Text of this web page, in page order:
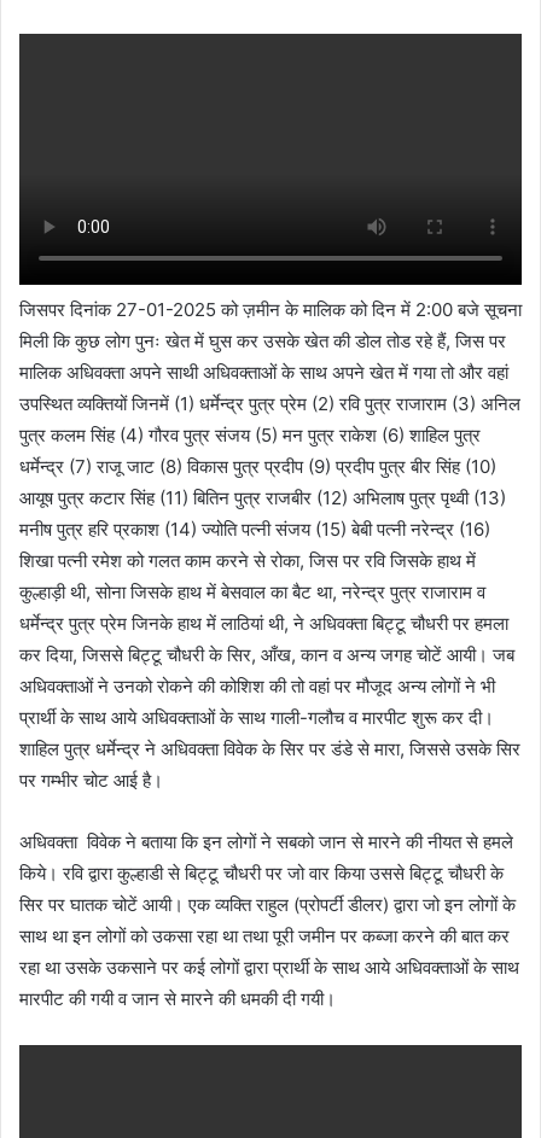
जिसपर दिनांक 27-01-2025 को ज़मीन के मालिक को दिन में 2:00 बजे सूचना
मिली कि कुछ लोग पुनः खेत में घुस कर उसके खेत की डोल तोड रहे हैं, जिस पर
मालिक अधिवक्ता अपने साथी अधिवक्ताओं के साथ अपने खेत में गया तो और वहां
उपस्थित व्यक्तियों जिनमें (1) धर्मेन्द्र पुत्र प्रेम (2) रवि पुत्र राजाराम (3) अनिल
पुत्र कलम सिंह (4) गौरव पुत्र संजय (5) मन पुत्र राकेश (6) शाहिल पुत्र
धर्मेन्द्र (7) राजू जाट (8) विकास पुत्र प्रदीप (9) प्रदीप पुत्र बीर सिंह (10)
आयूष पुत्र कटार सिंह (11) बितिन पुत्र राजबीर (12) अभिलाष पुत्र पृथ्वी (13)
मनीष पुत्र हरि प्रकाश (14) ज्योति पत्नी संजय (15) बेबी पत्नी नरेन्द्र (16)
शिखा पत्नी रमेश को गलत काम करने से रोका, जिस पर रवि जिसके हाथ में
कुल्हाड़ी थी, सोना जिसके हाथ में बेसवाल का बैट था, नरेन्द्र पुत्र राजाराम व
धर्मेन्द्र पुत्र प्रेम जिनके हाथ में लाठियां थी, ने अधिवक्ता बिट्टू चौधरी पर हमला
कर दिया, जिससे बिट्टू चौधरी के सिर, आँख, कान व अन्य जगह चोटें आयी। जब
अधिवक्ताओं ने उनको रोकने की कोशिश की तो वहां पर मौजूद अन्य लोगों ने भी
प्रार्थी के साथ आये अधिवक्ताओं के साथ गाली-गलौच व मारपीट शुरू कर दी।
शाहिल पुत्र धर्मेन्द्र ने अधिवक्ता विवेक के सिर पर डंडे से मारा, जिससे उसके सिर
पर गम्भीर चोट आई है।
अधिवक्ता विवेक ने बताया कि इन लोगों ने सबको जान से मारने की नीयत से हमले
किये। रवि द्वारा कुल्हाडी से बिट्टू चौधरी पर जो वार किया उससे बिट्टू चौधरी के
सिर पर घातक चोटें आयी। एक व्यक्ति राहुल (प्रोपर्टी डीलर) द्वारा जो इन लोगों के
साथ था इन लोगों को उकसा रहा था तथा पूरी जमीन पर कब्जा करने की बात कर
रहा था उसके उकसाने पर कई लोगों द्वारा प्रार्थी के साथ आये अधिवक्ताओं के साथ
मारपीट की गयी व जान से मारने की धमकी दी गयी।